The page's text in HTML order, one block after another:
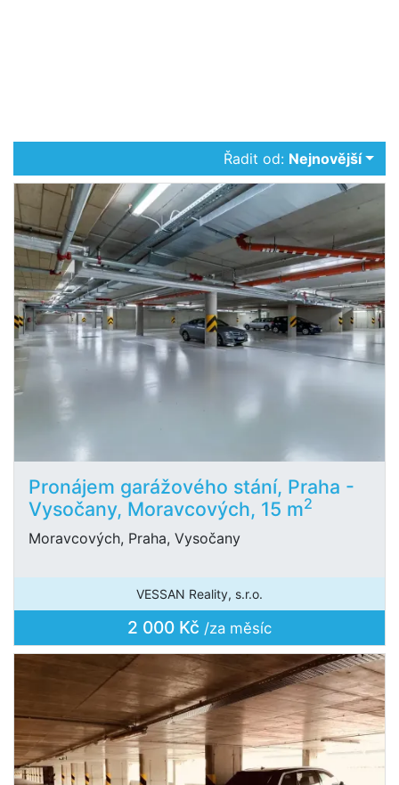
Řadit od: Nejnovější
Pronájem garážového stání, Praha -
Vysočany, Moravcových, 15 m2
Moravcových, Praha, Vysočany
VESSAN Reality, s.r.o.
2 000 Kč /za měsíc